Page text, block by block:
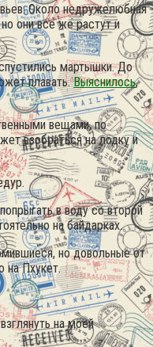
Около недружелюбная
они все же растут и
мартышки. До
плавать.Выяснилось,
вещами, по
взобраться на лодку и
в воду со второй
на байдарках.
но довольные от
на Пхукет.
на моей